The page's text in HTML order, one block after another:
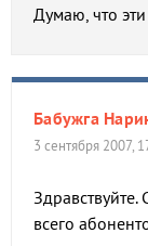
Думаю, что
Бабужга
3 сентября 2007,
всего